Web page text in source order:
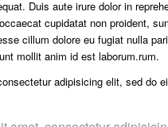
Duis aute irure dolor in
cupidatat non proident,
cillum dolore eu fugiat nulla
mollit anim id est laborum.rum.
adipisicing elit, sed do